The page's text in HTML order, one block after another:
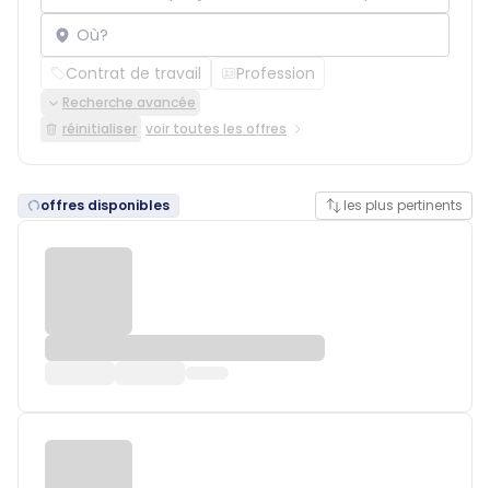
Localisation
Contrat de travail Profession
Recherche avancée
réinitialiser voir toutes les offres
offres disponibles les plus pertinents